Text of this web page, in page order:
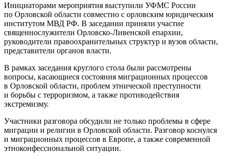
Инициаторами мероприятия выступили УФМС России
по Орловской области совместно с орловским юридическим
институтом МВД РФ. В заседании приняли участие
священнослужители Орловско-Ливенской епархии,
руководители правоохранительных структур и вузов области,
представители органов власти.
В рамках заседания круглого стола были рассмотрены
вопросы, касающиеся состояния миграционных процессов
в Орловской области, проблем этнической преступности
и борьбы с терроризмом, а также противодействия
экстремизму.
Участники разговора обсудили не только проблемы в сфере
миграции и религии в Орловской области. Разговор коснулся
и миграционных процессов в Европе, а также современной
этноконфессиональной ситуации.